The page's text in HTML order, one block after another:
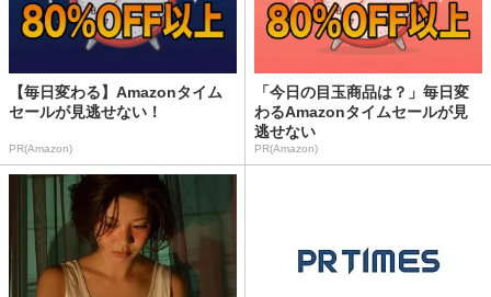
【毎日変わる】Amazonタイム
セールが見逃せない！
PR(Amazon)
「今日の目玉商品は？」毎日変
わるAmazonタイムセールが見
逃せない
PR(Amazon)